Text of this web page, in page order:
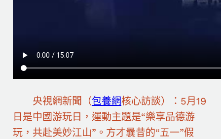
央視網新聞（包養網核心訪談）：5月19
日是中國游玩日，運動主題是“樂享品德游
玩，共赴美妙江山”。方才曩昔的“五一”假